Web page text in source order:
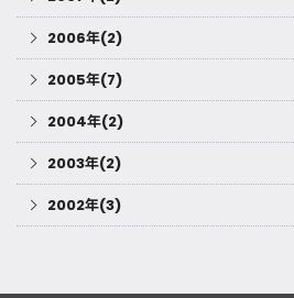
2006年(2)
2005年(7)
2004年(2)
2003年(2)
2002年(3)